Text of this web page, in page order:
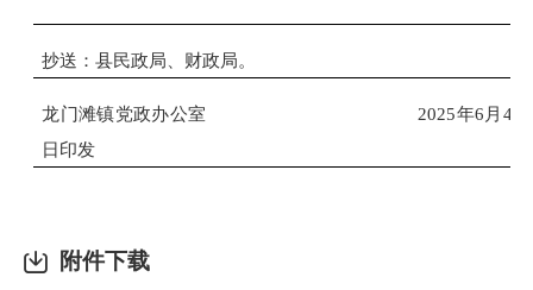
抄送：县民政局、财政局。
龙门滩镇党政办公室 2025年6 月 4
日印发
附件下载